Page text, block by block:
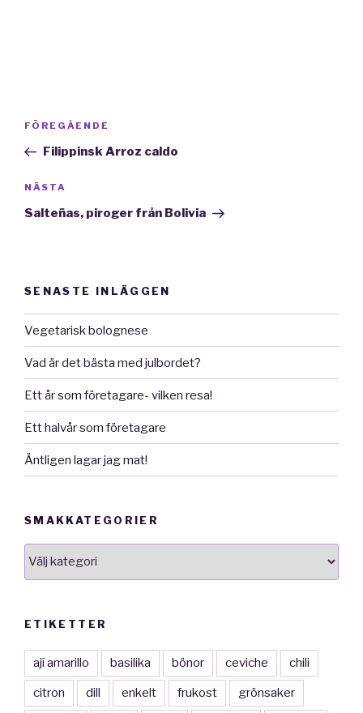
Inläggsnavigering
Föregående
inlägg
FÖREGÅENDE
Filippinsk Arroz caldo
Nästa
inlägg
NÄSTA
Salteñas, piroger från Bolivia
SENASTE INLÄGGEN
Vegetarisk bolognese
Vad är det bästa med julbordet?
Ett år som företagare- vilken resa!
Ett halvår som företagare
Äntligen lagar jag mat!
SMAKKATEGORIER
ETIKETTER
ají amarillo basilika bönor ceviche chili
citron dill enkelt frukost grönsaker